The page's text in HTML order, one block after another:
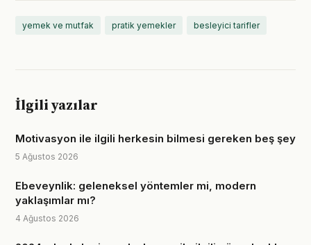
yemek ve mutfak pratik yemekler besleyici tarifler
İlgili yazılar
Motivasyon ile ilgili herkesin bilmesi gereken beş şey
5 Ağustos 2026
Ebeveynlik: geleneksel yöntemler mi, modern
yaklaşımlar mı?
4 Ağustos 2026